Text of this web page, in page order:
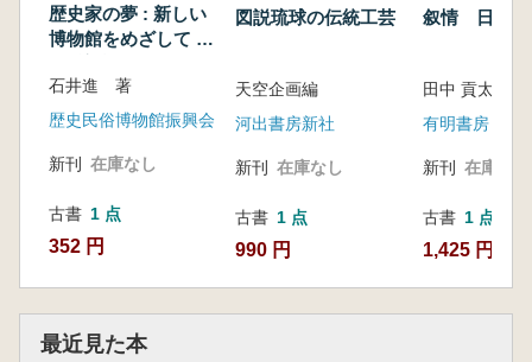
歴史家の夢 : 新しい
博物館をめざして :
石井進 著
歴史民俗博物館振興会
新刊 在庫なし
古書 1 点
352 円
図説琉球の伝統工芸
天空企画編
河出書房新社
新刊 在庫なし
古書 1 点
990 円
叙情 日本大
有明書房
新刊 在庫なし
古書 1 点
1,425 円
最近見た本